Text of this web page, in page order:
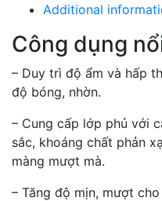
Additional
Công dụng
– Duy trì độ ẩm và hấp
độ bóng, nhờn.
– Cung cấp lớp phủ với
sắc, khoáng chất phản
màng mượt mà.
– Tăng độ mịn, mượt cho